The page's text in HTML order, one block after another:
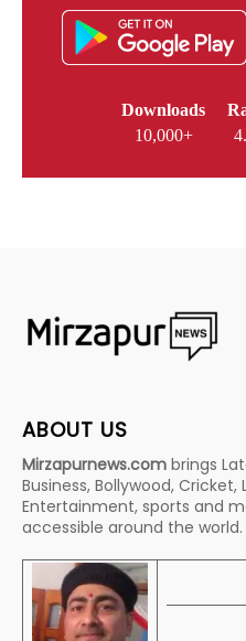
Downloads
10,000+
ABOUT US
Mirzapurnews.com brings
Business, Bollywood,
Entertainment, sports and
accessible around the world.